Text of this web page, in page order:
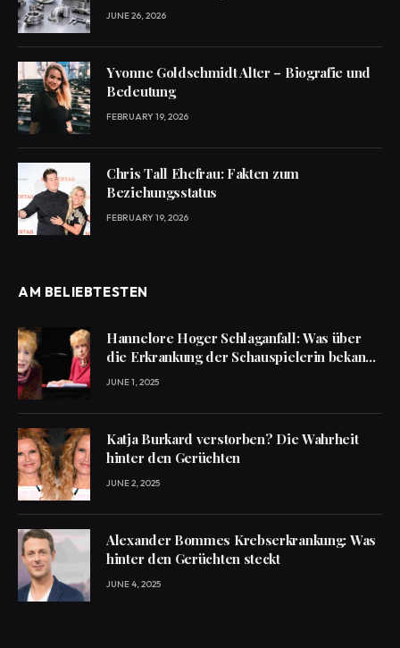
JUNE 26, 2026
Yvonne Goldschmidt Alter – Biografie und
Bedeutung
FEBRUARY 19, 2026
Chris Tall Ehefrau: Fakten zum
Beziehungsstatus
FEBRUARY 19, 2026
AM BELIEBTESTEN
Hannelore Hoger Schlaganfall: Was über
die Erkrankung der Schauspielerin bekannt
ist
JUNE 1, 2025
Katja Burkard verstorben? Die Wahrheit
hinter den Gerüchten
JUNE 2, 2025
Alexander Bommes Krebserkrankung: Was
hinter den Gerüchten steckt
JUNE 4, 2025